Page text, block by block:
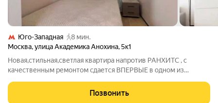
Юго-Западная
8 мин.
Москва,улица Академика Анохина,5к1
Новая,стильная,светлая квартира напротив РАНХИТС , с
качественным ремонтом сдается ВПЕРВЫЕ в одном из
Западная..Рассмотрим в том числе и СТУДЕНТОВ!!!
Позвонить